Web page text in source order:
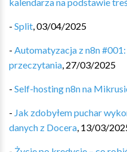
- Split,03/04/2025
- Automatyzacja z n8n
przeczytania, 27/03/2025
- Self-hosting n8n na
- Jak zdobyłem puchar
danych z Docera, 13/03/